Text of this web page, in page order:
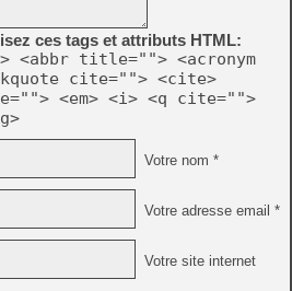
ces tags et attributs HTML:
title=""> <acronym
cite=""> <cite>
<em> <i> <q cite="">
Votre nom *
Votre adresse email *
Votre site internet